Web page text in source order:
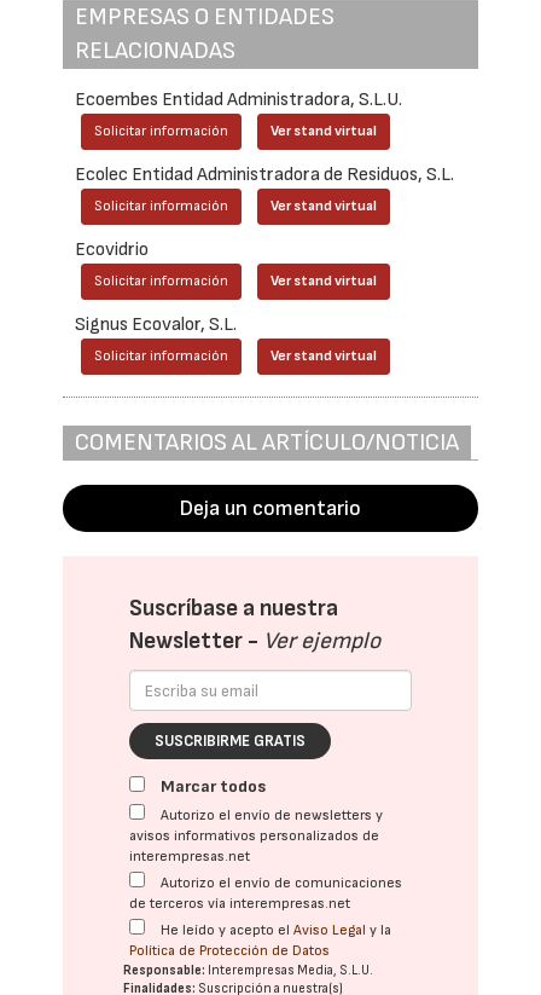
EMPRESAS O ENTIDADES
RELACIONADAS
Ecoembes Entidad Administradora, S.L.U.
Solicitar información Ver stand virtual
Ecolec Entidad Administradora de Residuos, S.L.
Solicitar información Ver stand virtual
Ecovidrio
Solicitar información Ver stand virtual
Signus Ecovalor, S.L.
Solicitar información Ver stand virtual
COMENTARIOS AL ARTÍCULO/NOTICIA
Deja un comentario
Suscríbase a nuestra
Newsletter - Ver ejemplo
SUSCRIBIRME GRATIS
Marcar todos
Autorizo el envío de newsletters y
avisos informativos personalizados de
interempresas.net
Autorizo el envío de comunicaciones
de terceros vía interempresas.net
He leído y acepto elAviso Legal y la
Política de Protección de Datos
Responsable: Interempresas Media, S.L.U.
Finalidades: Suscripción a nuestra(s)